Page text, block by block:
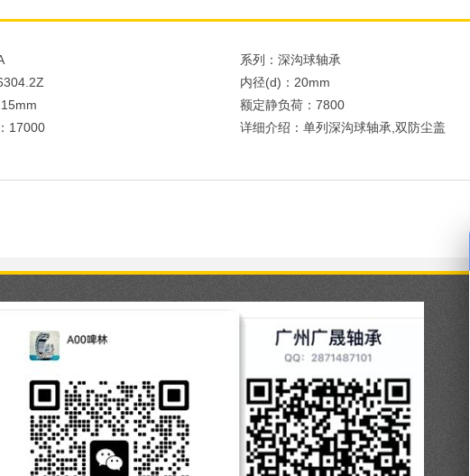
系列：深沟球轴承
内径(d)：20mm
额定静负荷：7800
17000
详细介绍：单列深沟球轴承,双防尘盖